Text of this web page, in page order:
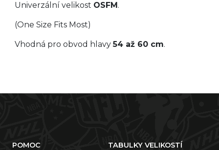
Univerzální velikost OSFM.
(One Size Fits Most)
Vhodná pro obvod hlavy54 až 60 cm.
POMOC TABULKY VELIKOSTÍ